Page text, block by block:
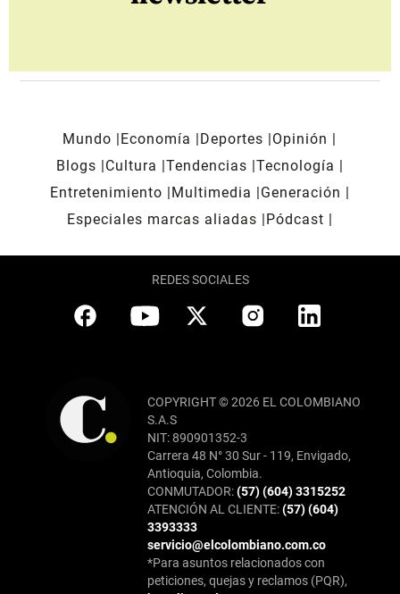
Mundo Economía Deportes
Opinión
Blogs
Cultura Tendencias Tecnología
Entretenimiento
Multimedia
Generación
Especiales marcas aliadas
Pódcast
REDES SOCIALES
COPYRIGHT © 2026 EL COLOMBIANO
S.A.S
NIT: 890901352-3
Carrera 48 N° 30 Sur - 119, Envigado,
Antioquia, Colombia.
CONMUTADOR:(57) (604) 3315252
ATENCIÓN AL CLIENTE:(57) (604)
3393333
servicio@elcolombiano.com.co
*Para asuntos relacionados con
peticiones, quejas y reclamos (PQR),